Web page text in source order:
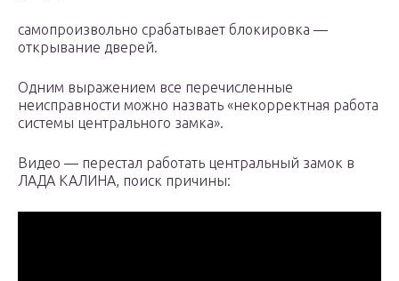
самопроизвольно срабатывает блокировка —
открывание дверей.
Одним выражением все перечисленные
неисправности можно назвать «некорректная работа
системы центрального замка».
Видео — перестал работать центральный замок в
ЛАДА КАЛИНА, поиск причины: